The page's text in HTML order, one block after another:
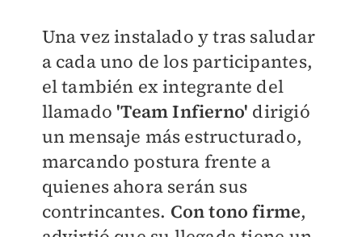
Una vez instalado y tras saludar
a cada uno de los participantes,
el también ex integrante del
llamado'Team Infierno' dirigió
un mensaje más estructurado,
marcando postura frente a
quienes ahora serán sus
contrincantes. Con tono firme,